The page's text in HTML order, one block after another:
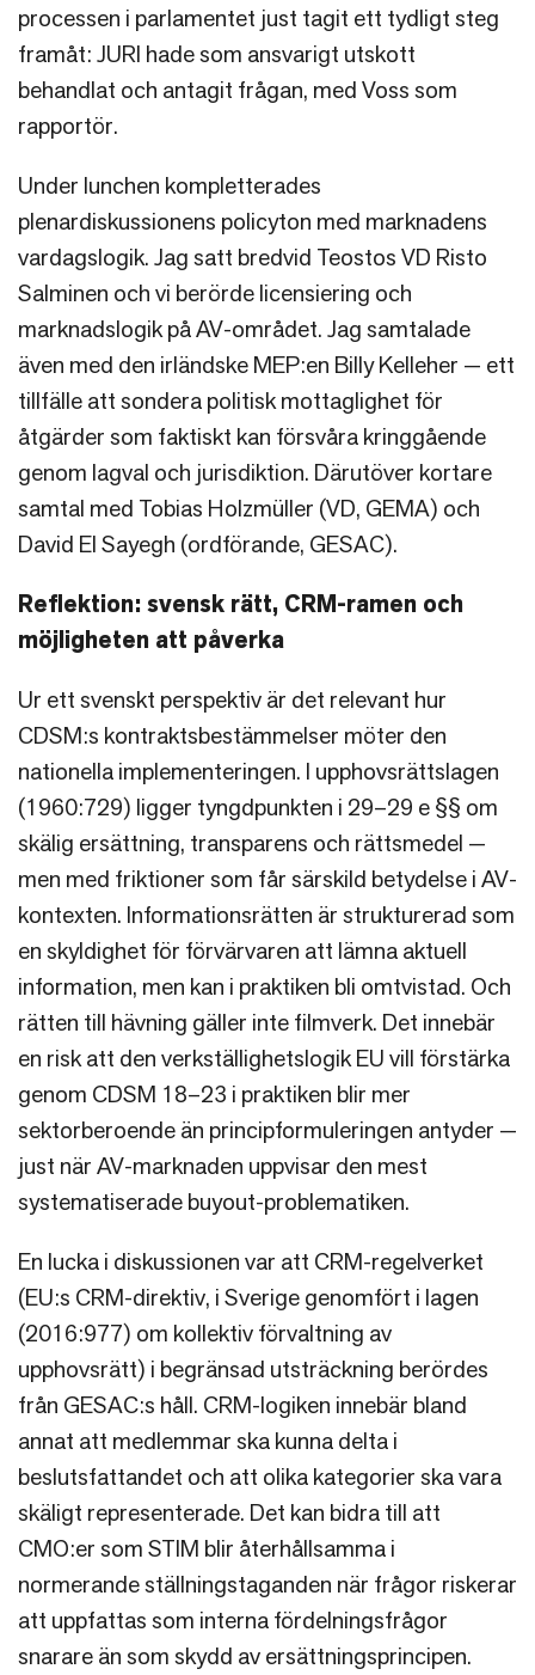
processen i parlamentet just tagit ett tydligt steg
framåt: JURI hade som ansvarigt utskott
behandlat och antagit frågan, med Voss som
rapportör.
Under lunchen kompletterades
plenardiskussionens policyton med marknadens
vardagslogik. Jag satt bredvid Teostos VD Risto
Salminen och vi berörde licensiering och
marknadslogik på AV-området. Jag samtalade
även med den irländske MEP:en Billy Kelleher — ett
tillfälle att sondera politisk mottaglighet för
åtgärder som faktiskt kan försvåra kringgående
genom lagval och jurisdiktion. Därutöver kortare
samtal med Tobias Holzmüller (VD, GEMA) och
David El Sayegh (ordförande, GESAC).
Reflektion: svensk rätt, CRM-ramen och
möjligheten att påverka
Ur ett svenskt perspektiv är det relevant hur
CDSM:s kontraktsbestämmelser möter den
nationella implementeringen. I upphovsrättslagen
(1960:729) ligger tyngdpunkten i 29–29 e §§ om
skälig ersättning, transparens och rättsmedel —
men med friktioner som får särskild betydelse i AV-
kontexten. Informationsrätten är strukturerad som
en skyldighet för förvärvaren att lämna aktuell
information, men kan i praktiken bli omtvistad. Och
rätten till hävning gäller inte filmverk. Det innebär
en risk att den verkställighetslogik EU vill förstärka
genom CDSM 18–23 i praktiken blir mer
sektorberoende än principformuleringen antyder —
just när AV-marknaden uppvisar den mest
systematiserade buyout-problematiken.
En lucka i diskussionen var att CRM-regelverket
(EU:s CRM-direktiv, i Sverige genomfört i lagen
(2016:977) om kollektiv förvaltning av
upphovsrätt) i begränsad utsträckning berördes
från GESAC:s håll. CRM-logiken innebär bland
annat att medlemmar ska kunna delta i
beslutsfattandet och att olika kategorier ska vara
skäligt representerade. Det kan bidra till att
CMO:er som STIM blir återhållsamma i
normerande ställningstaganden när frågor riskerar
att uppfattas som interna fördelningsfrågor
snarare än som skydd av ersättningsprincipen.